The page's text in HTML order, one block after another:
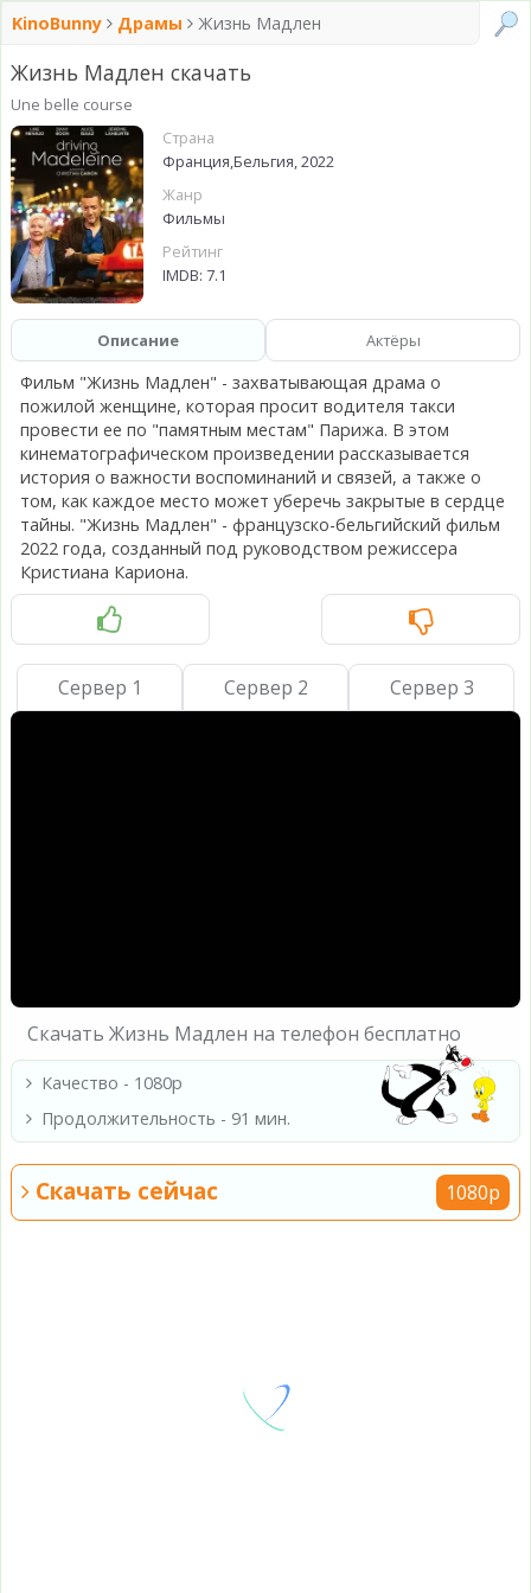
KinoBunny Драмы Жизнь Мадлен
Жизнь Мадлен скачать
Une belle course
Страна
Франция,Бельгия, 2022
Жанр
Фильмы
Рейтинг
IMDB: 7.1
Описание Актёры
Фильм "Жизнь Мадлен" - захватывающая драма о
пожилой женщине, которая просит водителя такси
провести ее по "памятным местам" Парижа. В этом
кинематографическом произведении рассказывается
история о важности воспоминаний и связей, а также о
том, как каждое место может уберечь закрытые в сердце
тайны. "Жизнь Мадлен" - французско-бельгийский фильм
2022 года, созданный под руководством режиссера
Кристиана Кариона.
Сервер 1 Сервер 2 Сервер 3
Скачать Жизнь Мадлен на телефон бесплатно
Качество - 1080p
Продолжительность - 91 мин.
Скачать сейчас 1080p